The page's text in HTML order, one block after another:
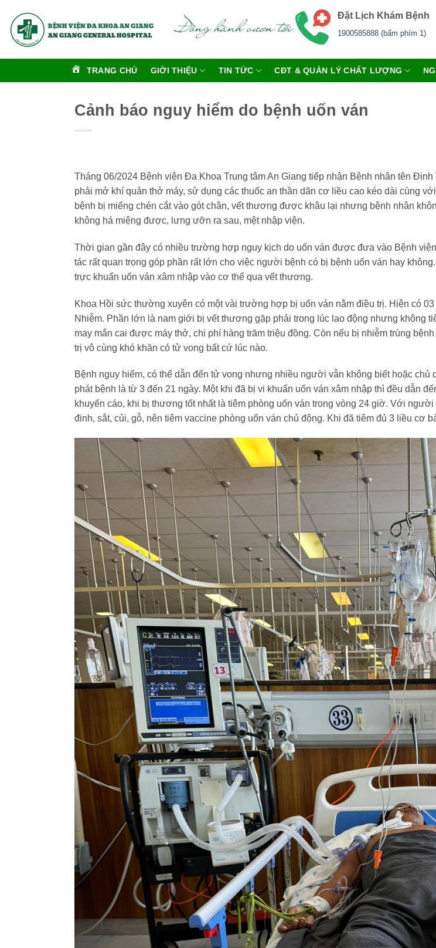
qua
nội
Đặt Lịch Khám Bệnh
1900585888 (bấm phím 1)
TRANG CHỦ GIỚI THIỆU TIN TỨC CĐT & QUẢN LÝ CHẤT LƯỢNG
Cảnh báo nguy hiểm do bệnh uốn ván
Tháng 06/2024 Bệnh viện Đa Khoa Trung tâm An Giang tiếp nhận Bệnh nhân tên
phải mở khí quản thở máy, sử dụng các thuốc an thần dãn cơ liều cao kéo dài cùng
bệnh bị miểng chén cắt vào gót chân, vết thương được khâu lại nhưng bệnh nhân
không há miệng được, lưng ưỡn ra sau, mệt nhập viện.
Thời gian gần đây có nhiều trường hợp nguy kịch do uốn ván được đưa vào Bệnh
tác rất quan trọng góp phần rất lớn cho việc người bệnh có bị bệnh uốn ván hay
trực khuẩn uốn ván xâm nhập vào cơ thể qua vết thương.
Khoa Hồi sức thường xuyên có một vài trường hợp bị uốn ván nằm điều trị. Hiện có
Nhiễm. Phần lớn là nam giới bị vết thương gặp phải trong lúc lao động nhưng không
may mắn cai được máy thở, chi phí hàng trăm triệu đồng. Còn nếu bị nhiễm trùng
trị vô cùng khó khăn có tử vong bất cứ lúc nào.
Bệnh nguy hiểm, có thể dẫn đến tử vong nhưng nhiều người vẫn không biết hoặc
phát bệnh là từ 3 đến 21 ngày. Một khi đã bị vi khuẩn uốn ván xâm nhập thì đều dẫn
khuyến cáo, khi bị thương tốt nhất là tiêm phòng uốn ván trong vòng 24 giờ. Với
đinh, sắt, củi, gỗ, nên tiêm vaccine phòng uốn ván chủ động. Khi đã tiêm đủ 3 liều cơ